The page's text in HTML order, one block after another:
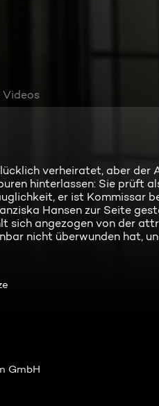
Videos
verheiratet, aber der
hinterlassen: Sie prüft
er ist Kommissar
Hansen zur Seite
sich angezogen von der
nicht überwunden hat,
GmbH